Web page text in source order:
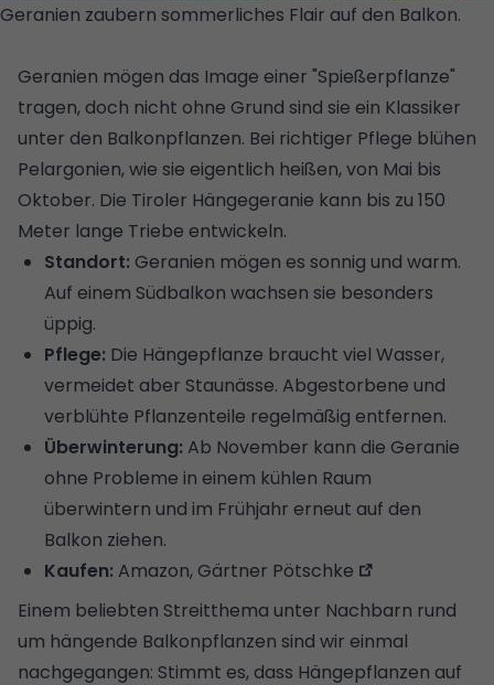
Geranien zaubern sommerliches Flair auf den Balkon.
Geranien mögen das Image einer "Spießerpflanze"
tragen, doch nicht ohne Grund sind sie ein Klassiker
unter den Balkonpflanzen. Bei richtiger Pflege blühen
Pelargonien, wie sie eigentlich heißen, von Mai bis
Oktober. Die Tiroler Hängegeranie kann bis zu 150
Meter lange Triebe entwickeln.
Standort: Geranien mögen es sonnig und warm.
Auf einem Südbalkon wachsen sie besonders
üppig.
Pflege: Die Hängepflanze braucht viel Wasser,
vermeidet aber Staunässe. Abgestorbene und
verblühte Pflanzenteile regelmäßig entfernen.
Überwinterung: Ab November kann die Geranie
ohne Probleme in einem kühlen Raum
überwintern und im Frühjahr erneut auf den
Balkon ziehen.
Kaufen: Amazon,Gärtner Pötschke
Einem beliebten Streitthema unter Nachbarn rund
um hängende Balkonpflanzen sind wir einmal
nachgegangen: Stimmt es, dass Hängepflanzen auf